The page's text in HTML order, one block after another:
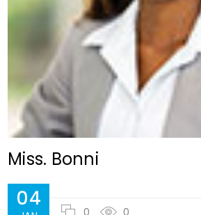
Miss. Bonni
04
0 0